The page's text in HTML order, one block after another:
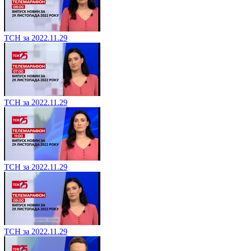
ТСН за 2022.11.29
ТСН за 2022.11.29
ТСН за 2022.11.29
ТСН за 2022.11.29